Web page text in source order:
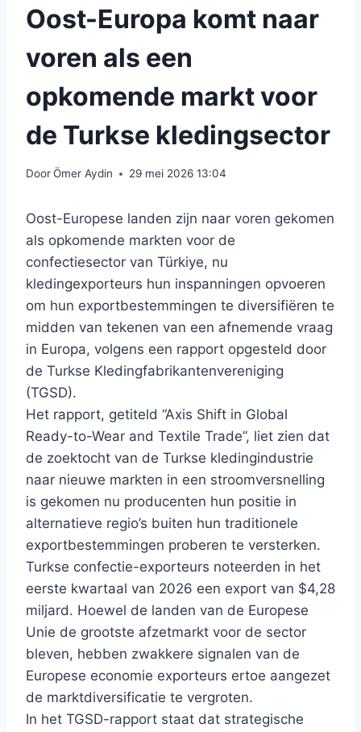
Oost-Europa komt naar
voren als een
opkomende markt voor
de Turkse kledingsector
DoorÖmer Aydin 29 mei 2026 13:04
Oost-Europese landen zijn naar voren gekomen
als opkomende markten voor de
confectiesector van Türkiye, nu
kledingexporteurs hun inspanningen opvoeren
om hun exportbestemmingen te diversifiëren te
midden van tekenen van een afnemende vraag
in Europa, volgens een rapport opgesteld door
de Turkse Kledingfabrikantenvereniging
(TGSD).
Het rapport, getiteld “Axis Shift in Global
Ready-to-Wear and Textile Trade”, liet zien dat
de zoektocht van de Turkse kledingindustrie
naar nieuwe markten in een stroomversnelling
is gekomen nu producenten hun positie in
alternatieve regio’s buiten hun traditionele
exportbestemmingen proberen te versterken.
Turkse confectie-exporteurs noteerden in het
eerste kwartaal van 2026 een export van $4,28
miljard. Hoewel de landen van de Europese
Unie de grootste afzetmarkt voor de sector
bleven, hebben zwakkere signalen van de
Europese economie exporteurs ertoe aangezet
de marktdiversificatie te vergroten.
In het TGSD-rapport staat dat strategische